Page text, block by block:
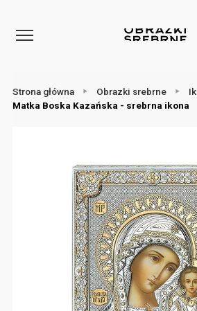
Strona główna Obrazki srebrne
Matka Boska Kazańska - srebrna ikona